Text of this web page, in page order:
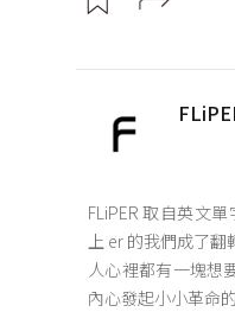
FLiPER 取自英文
上 er 的我們成了翻
人心裡都有一塊想
內心發起小小革命